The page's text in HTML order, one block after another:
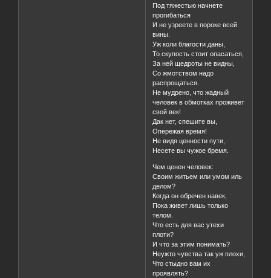
Под тяжестью начнете
прогибаться
И не узреете в пороке всей
вины.
Уж коли благости даны,
То скупость стоит опасаться,
За ней щедроты не видны,
Со жмотством надо
распрощаться.
Не мудрено, что жадный
человек в обмотках проживет
свой век!
Дак нет, спешите вы,
Опережая время!
Не видя ценности пути,
Несете вы чужое бремя.
Чем ценен человек:
Своим житьем или умом иль
делом?
Когда он обречен навек,
Пока живет лишь только
телом.
Что есть для вас утехи
плоти?
И что за этим понимать?
Неужто чувства так уж плохи,
Что стыдно вам их
проявлять?